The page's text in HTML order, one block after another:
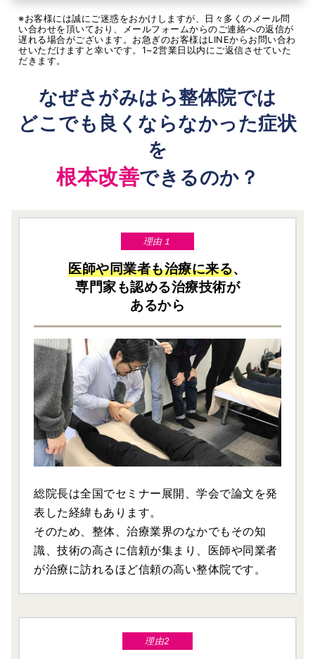
※お客様には誠にご迷惑をおかけしますが、日々多くのメール問
い合わせを頂いており、メールフォームからのご連絡への返信が
遅れる場合がございます。お急ぎのお客様はLINEからお問い合わ
せいただけますと幸いです。1~2営業日以内にご返信させていた
だきます。
なぜさがみはら整体院では
どこでも良くならなかった症状
を
根本改善できるのか？
理由１
医師や同業者も治療に来る、
専門家も認める治療技術が
あるから
総院長は全国でセミナー展開、学会で論文を発
表した経緯もあります。
そのため、整体、治療業界のなかでもその知
識、技術の高さに信頼が集まり、医師や同業者
が治療に訪れるほど信頼の高い整体院です。
理由2